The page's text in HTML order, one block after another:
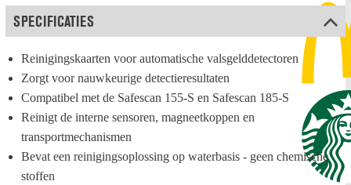
SPECIFICATIES
Reinigingskaarten voor automatische valsgelddetectoren
Zorgt voor nauwkeurige detectieresultaten
Compatibel met de Safescan 155-S en Safescan 185-S
Reinigt de interne sensoren, magneetkoppen en
transportmechanismen
Bevat een reinigingsoplossing op waterbasis - geen chemische
stoffen